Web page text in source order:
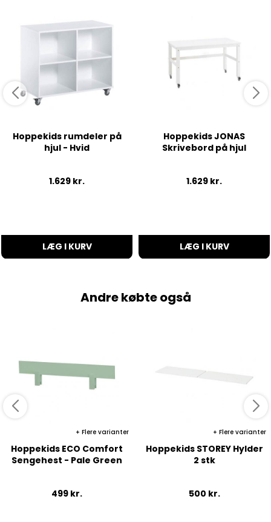
Hoppekids rumdeler på
hjul - Hvid
1.629 kr.
LÆG I KURV
Hoppekids JONAS
Skrivebord på hjul
1.629 kr.
LÆG I KURV
Andre købte også
Flere varianter
Hoppekids ECO Comfort
Sengehest - Pale Green
499 kr.
Flere varianter
Hoppekids STOREY Hylder
2 stk
500 kr.